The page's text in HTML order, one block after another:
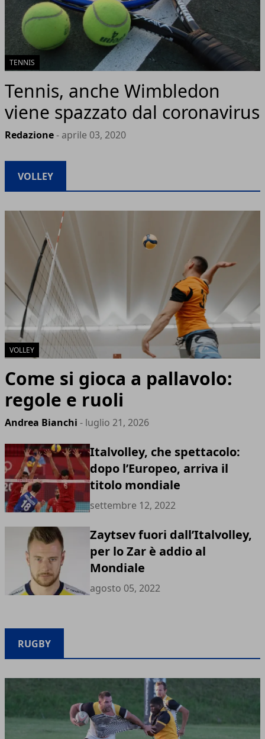
TENNIS
Tennis, anche Wimbledon
viene spazzato dal coronavirus
Redazione- aprile 03, 2020
VOLLEY
VOLLEY
Come si gioca a pallavolo:
regole e ruoli
Andrea Bianchi - luglio 21, 2026
Italvolley, che spettacolo:
dopo l’Europeo, arriva il
titolo mondiale
settembre 12, 2022
Zaytsev fuori dall’Italvolley,
per lo Zar è addio al
Mondiale
agosto 05, 2022
RUGBY